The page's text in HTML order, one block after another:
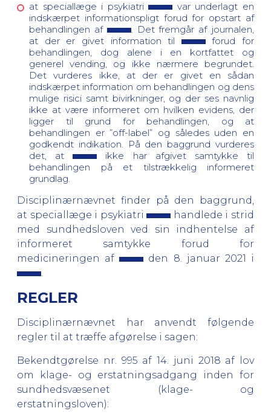
at speciallæge i psykiatri
var underlagt en
indskærpet informationspligt forud for opstart af
behandlingen af
. Det fremgår af journalen,
at der er givet information til
forud for
behandlingen, dog alene i en kortfattet og
generel vending, og ikke nærmere begrundet.
Det vurderes ikke, at der er givet en sådan
indskærpet information om behandlingen og dens
mulige risici samt bivirkninger, og der ses navnlig
ikke at være informeret om hvilken evidens, der
ligger til grund for behandlingen, og at
behandlingen er ”off-label” og således uden en
godkendt indikation. På den baggrund vurderes
det, at
ikke har afgivet samtykke til
behandlingen på et tilstrækkelig informeret
grundlag.
Disciplinærnævnet finder på den baggrund,
at speciallæge i psykiatri
handlede i strid
med sundhedsloven ved sin indhentelse af
informeret samtykke forud for
medicineringen af
den 8. januar 2021 i
.
REGLER
Disciplinærnævnet har anvendt følgende
regler til at træffe afgørelse i sagen:
Bekendtgørelse nr. 995 af 14. juni 2018 af lov
om klage- og erstatningsadgang inden for
sundhedsvæsenet (klage- og
erstatningsloven):